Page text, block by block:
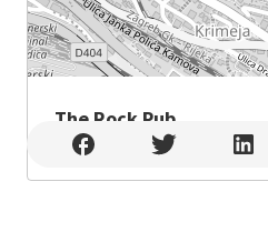
The Rock Pub
The Rock Pub , Rijeka